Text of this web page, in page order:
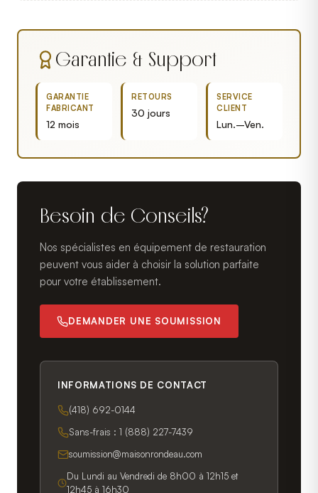
Garantie & Support
GARANTIE
FABRICANT
12 mois
RETOURS
30 jours
SERVICE
CLIENT
Lun.–Ven.
Besoin de Conseils?
Nos spécialistes en équipement de restauration
peuvent vous aider à choisir la solution parfaite
pour votre établissement.
DEMANDER UNE SOUMISSION
INFORMATIONS DE CONTACT
(418) 692-0144
Sans-frais : 1 (888) 227-7439
soumission@maisonrondeau.com
Du Lundi au Vendredi de 8h00 à 12h15 et
12h45 à 16h30